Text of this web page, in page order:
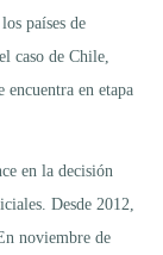
países de
caso de Chile,
encuentra en etapa
en la decisión
Desde 2012,
noviembre de